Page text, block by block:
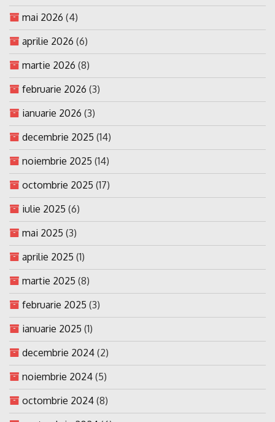
mai 2026 (4)
aprilie 2026 (6)
martie 2026 (8)
februarie 2026 (3)
ianuarie 2026 (3)
decembrie 2025 (14)
noiembrie 2025 (14)
octombrie 2025 (17)
iulie 2025 (6)
mai 2025 (3)
aprilie 2025 (1)
martie 2025 (8)
februarie 2025 (3)
ianuarie 2025 (1)
decembrie 2024 (2)
noiembrie 2024 (5)
octombrie 2024 (8)